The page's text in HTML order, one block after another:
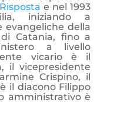
e nel 1993
iniziando a
evangeliche della
Catania, fino a
a livello
vicario è il
il vicepresidente
Crispino, il
il diacono Filippo
amministrativo è